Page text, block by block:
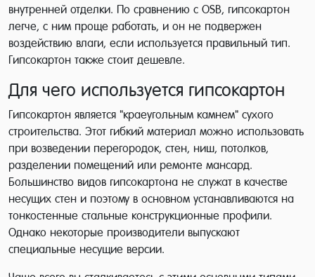
внутренней отделки. По сравнению с OSB, гипсокартон
легче, с ним проще работать, и он не подвержен
воздействию влаги, если используется правильный тип.
Гипсокартон также стоит дешевле.
Для чего используется гипсокартон
Гипсокартон является "краеугольным камнем" сухого
строительства. Этот гибкий материал можно использовать
при возведении перегородок, стен, ниш, потолков,
разделении помещений или ремонте мансард.
Большинство видов гипсокартона не служат в качестве
несущих стен и поэтому в основном устанавливаются на
тонкостенные стальные конструкционные профили.
Однако некоторые производители выпускают
специальные несущие версии.